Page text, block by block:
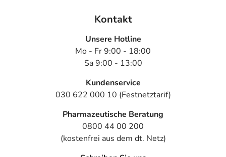
Kontakt
Unsere Hotline
Mo - Fr 9:00 - 18:00
Sa 9:00 - 13:00
Kundenservice
030 622 000 10 (Festnetztarif)
Pharmazeutische Beratung
0800 44 00 200
(kostenfrei aus dem dt. Netz)